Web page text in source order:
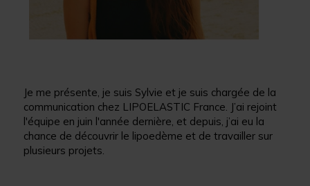
Je me présente, je suis Sylvie et je suis chargée de la
communication chez LIPOELASTIC France. J’ai rejoint
l'équipe en juin l'année dernière, et depuis, j’ai eu la
chance de découvrir le lipoedème et de travailler sur
plusieurs projets.